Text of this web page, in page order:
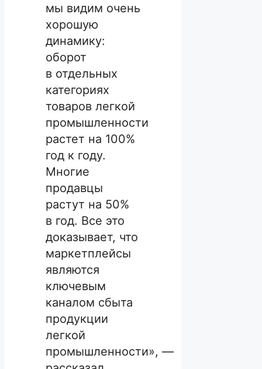
мы видим очень
хорошую
динамику:
оборот
в отдельных
категориях
товаров легкой
промышленности
растет на 100%
год к году.
Многие
продавцы
растут на 50%
в год. Все это
доказывает, что
маркетплейсы
являются
ключевым
каналом сбыта
продукции
легкой
промышленности», —